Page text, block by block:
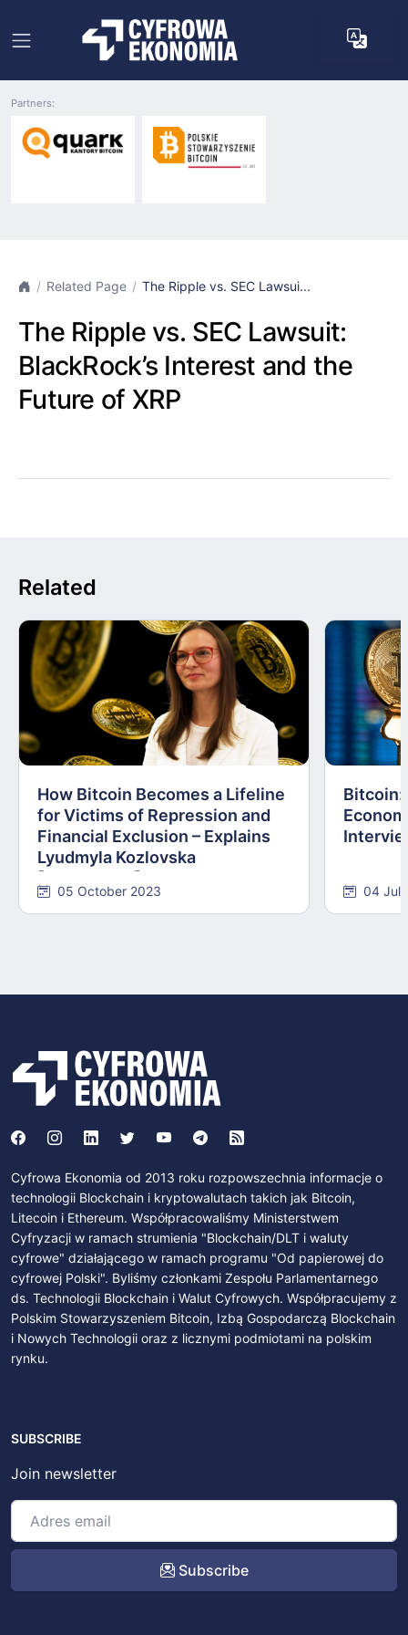
Partners:
Related Page The Ripple vs. SEC Lawsui...
The Ripple vs. SEC Lawsuit:
BlackRock’s Interest and the
Future of XRP
Related
How Bitcoin Becomes a Lifeline
for Victims of Repression and
Financial Exclusion – Explains
Lyudmyla Kozlovska
05 October 2023
Bitcoin:
04
Cyfrowa Ekonomia od 2013 roku rozpowszechnia informacje o
technologii Blockchain i kryptowalutach takich jak Bitcoin,
Litecoin i Ethereum. Współpracowaliśmy Ministerstwem
Cyfryzacji w ramach strumienia "Blockchain/DLT i waluty
cyfrowe" działającego w ramach programu "Od papierowej do
cyfrowej Polski". Byliśmy członkami Zespołu Parlamentarnego
ds. Technologii Blockchain i Walut Cyfrowych. Współpracujemy z
Polskim Stowarzyszeniem Bitcoin, Izbą Gospodarczą Blockchain
i Nowych Technologii oraz z licznymi podmiotami na polskim
rynku.
SUBSCRIBE
Join newsletter
Subscribe